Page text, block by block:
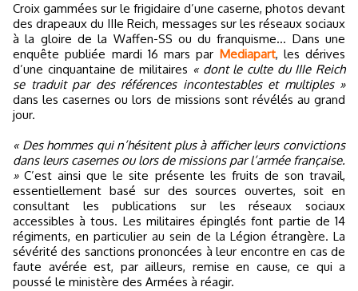
Croix gammées sur le frigidaire d’une caserne, photos devant
des drapeaux du IIIe Reich, messages sur les réseaux sociaux
à la gloire de la Waffen-SS ou du franquisme… Dans une
enquête publiée mardi 16 mars par Mediapart, les dérives
d’une cinquantaine de militaires « dont le culte du IIIe Reich
se traduit par des références incontestables et multiples »
dans les casernes ou lors de missions sont révélés au grand
jour.
« Des hommes qui n’hésitent plus à afficher leurs convictions
dans leurs casernes ou lors de missions par l’armée française.
»C’est ainsi que le site présente les fruits de son travail,
essentiellement basé sur des sources ouvertes, soit en
consultant les publications sur les réseaux sociaux
accessibles à tous. Les militaires épinglés font partie de 14
régiments, en particulier au sein de la Légion étrangère. La
sévérité des sanctions prononcées à leur encontre en cas de
faute avérée est, par ailleurs, remise en cause, ce qui a
poussé le ministère des Armées à réagir.